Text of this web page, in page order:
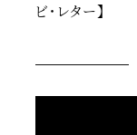
ビ・レター】